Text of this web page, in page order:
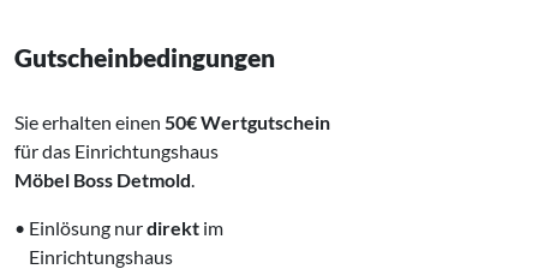
Gutscheinbedingungen
Sie erhalten einen 50€ Wertgutschein
für das Einrichtungshaus
Möbel Boss Detmold
• Einlösung nurdirekt im
‌ Einrichtungshaus